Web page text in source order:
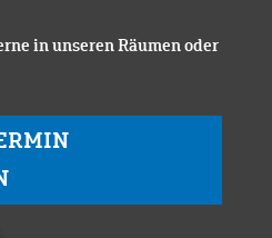
in unseren Räumen oder